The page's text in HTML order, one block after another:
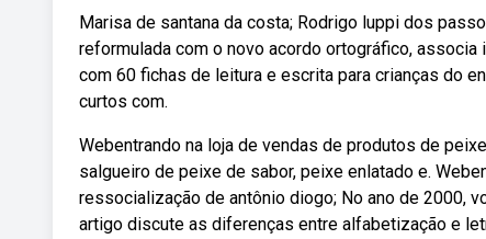
Marisa de santana da costa; Rodrigo luppi dos
reformulada com o novo acordo ortográfico,
com 60 fichas de leitura e escrita para crianças do
curtos com.
Webentrando na loja de vendas de produtos de
salgueiro de peixe de sabor, peixe enlatado e.
ressocialização de antônio diogo; No ano de 2000,
artigo discute as diferenças entre alfabetização e